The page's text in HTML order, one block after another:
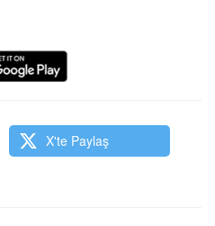
X'te Paylaş